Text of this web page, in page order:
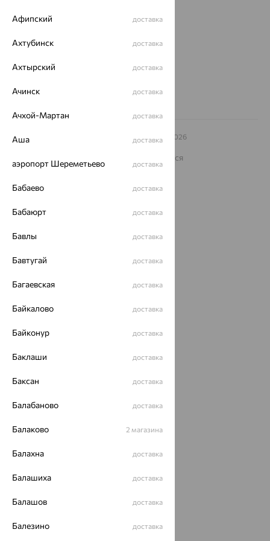
ул. Зегеля, 27/2
еще 3
Другие города
Заказать звонок
© ООО «Ювелирный дом «Кристалл»,
– 2026
Карта сайта
На информационном ресурсе применяются
рекомендательные технологии
ОГРН 1044800168379
Политика конфеденциальности
Разработка сайта —
Афипский доставка
Ахтубинск доставка
Ахтырский доставка
Ачинск доставка
Ачхой-Мартан доставка
Аша доставка
аэропорт Шереметьево доставка
Бабаево доставка
Бабаюрт доставка
Бавлы доставка
Бавтугай доставка
Багаевская доставка
Байкалово доставка
Байконур доставка
Баклаши доставка
Баксан доставка
Балабаново доставка
Балаково 2 магазина
Балахна доставка
Балашиха доставка
Балашов доставка
Балезино доставка